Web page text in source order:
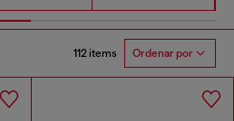
112 items Ordenar por